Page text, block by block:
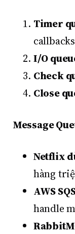
Timer
callbacks
I/O
Check
Close
Message
Netflix
hàng
AWS
handle